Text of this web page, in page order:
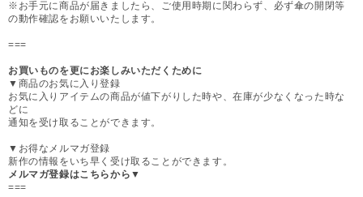
※お手元に商品が届きましたら、ご使用時期に関わらず、必ず傘の開閉等
の動作確認をお願いいたします。
===
お買いものを更にお楽しみいただくために
▼商品のお気に入り登録
お気に入りアイテムの商品が値下がりした時や、在庫が少なくなった時な
どに
通知を受け取ることができます。
▼お得なメルマガ登録
新作の情報をいち早く受け取ることができます。
メルマガ登録はこちらから▼
===